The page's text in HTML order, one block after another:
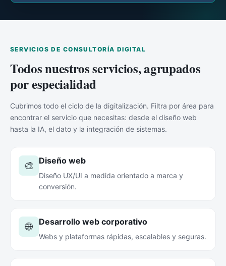
SERVICIOS DE CONSULTORÍA DIGITAL
Todos nuestros servicios, agrupados
por especialidad
Cubrimos todo el ciclo de la digitalización. Filtra por área para
encontrar el servicio que necesitas: desde el diseño web
hasta la IA, el dato y la integración de sistemas.
🎨 Diseño web
Diseño UX/UI a medida orientado a marca y
conversión.
🌐 Desarrollo web corporativo
Webs y plataformas rápidas, escalables y seguras.